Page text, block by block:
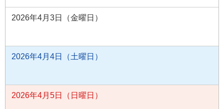
2026年4月3日（金曜日）
2026年4月4日（土曜日）
2026年4月5日（日曜日）